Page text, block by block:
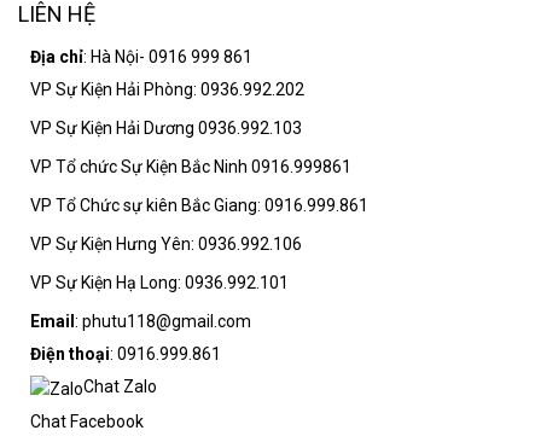
LIÊN HỆ
Địa chỉ: Hà Nội- 0916 999 861
VP Sự Kiện Hải Phòng: 0936.992.202
VP Sự Kiện Hải Dương 0936.992.103
VP Tổ chức Sự Kiện Bắc Ninh 0916.999861
VP Tổ Chức sự kiên Bắc Giang: 0916.999.861
VP Sự Kiện Hưng Yên: 0936.992.106
VP Sự Kiện Hạ Long: 0936.992.101
Email : phutu118@gmail.com
Điện thoại: 0916.999.861
Chat Zalo
Chat Facebook